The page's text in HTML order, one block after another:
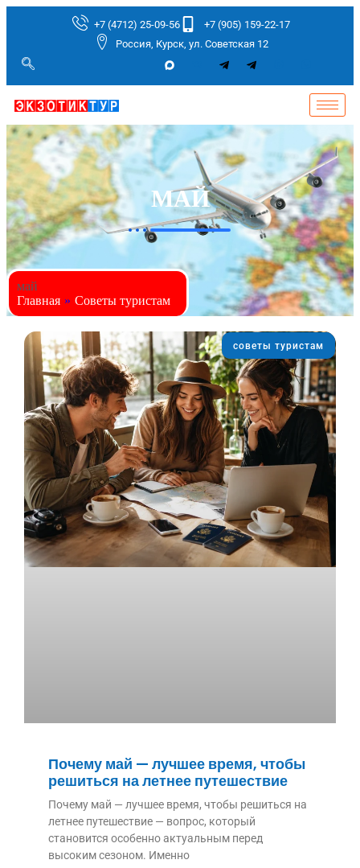
+7 (4712) 25-09-56
+7 (905) 159-22-17
Россия, Курск, ул. Советская 12
МАЙ
май
Главная » Советы туристам
советы туристам
Почему май — лучшее время, чтобы
решиться на летнее путешествие
Почему май — лучшее время, чтобы решиться на
летнее путешествие — вопрос, который
становится особенно актуальным перед
высоким сезоном. Именно